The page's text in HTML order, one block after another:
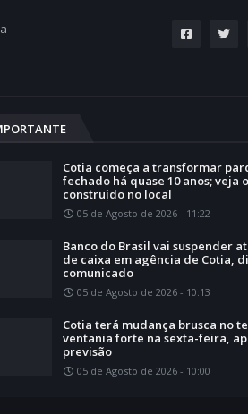
Cotia começa a transformar
fechado há quase 10 anos; veja
construído no local
05 de Agosto de 2026 - 11:22
Banco do Brasil vai suspender
de caixa em agência de Cotia,
comunicado
05 de Agosto de 2026 - 10:13
Cotia terá mudança brusca no
ventania forte na sexta-feira,
previsão
05 de Agosto de 2026 - 10:00